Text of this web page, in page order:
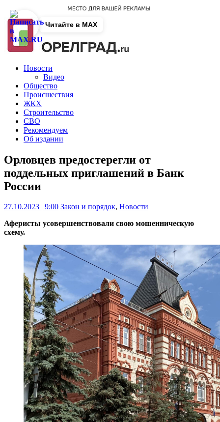
Новости
Видео
Общество
Происшествия
ЖКХ
Строительство
СВО
Рекомендуем
Об издании
Орловцев предостерегли от
поддельных приглашений в Банк
России
27.10.2023 | 9:00 Закон и порядок, Новости
Аферисты усовершенствовали свою мошенническую
схему.
Читайте в MAX